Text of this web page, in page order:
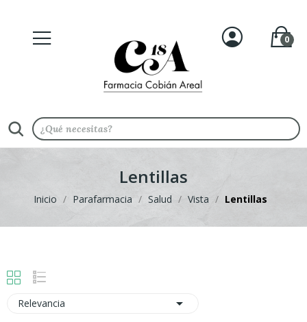
0
Lentillas
Inicio Parafarmacia Salud Vista Lentillas
Relevancia 